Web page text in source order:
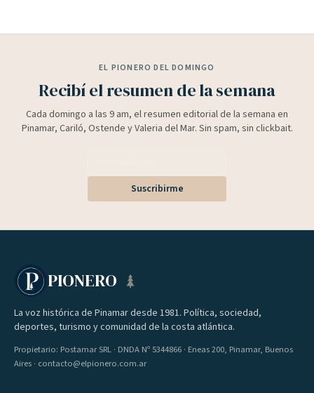
EL PIONERO DEL DOMINGO
Recibí el resumen de la semana
Cada domingo a las 9 am, el resumen editorial de la semana en
Pinamar, Cariló, Ostende y Valeria del Mar. Sin spam, sin clickbait.
Suscribirme
PIONERO
La voz histórica de Pinamar desde 1981. Política, sociedad,
deportes, turismo y comunidad de la costa atlántica.
Propietario: Postamar SRL · DNDA Nº 5344866 · Eneas 200, Pinamar, Buenos
Aires · contacto@elpionero.com.ar